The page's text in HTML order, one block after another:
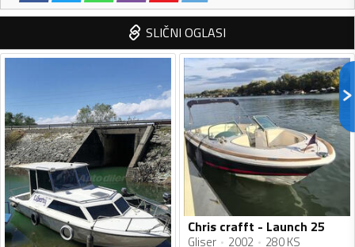
SLIČNI OGLASI
Chris crafft - Launch 25
Gliser 2002 280 KS